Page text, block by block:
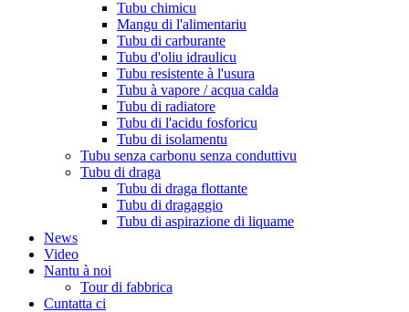
Tubu chimicu
Mangu di l'alimentariu
Tubu di carburante
Tubu d'oliu idraulicu
Tubu resistente à l'usura
Tubu à vapore / acqua calda
Tubu di radiatore
Tubu di l'acidu fosforicu
Tubu di isolamentu
Tubu senza carbonu senza conduttivu
Tubu di draga
Tubu di draga flottante
Tubu di dragaggio
Tubu di aspirazione di liquame
News
Video
Nantu à noi
Tour di fabbrica
Cuntatta ci